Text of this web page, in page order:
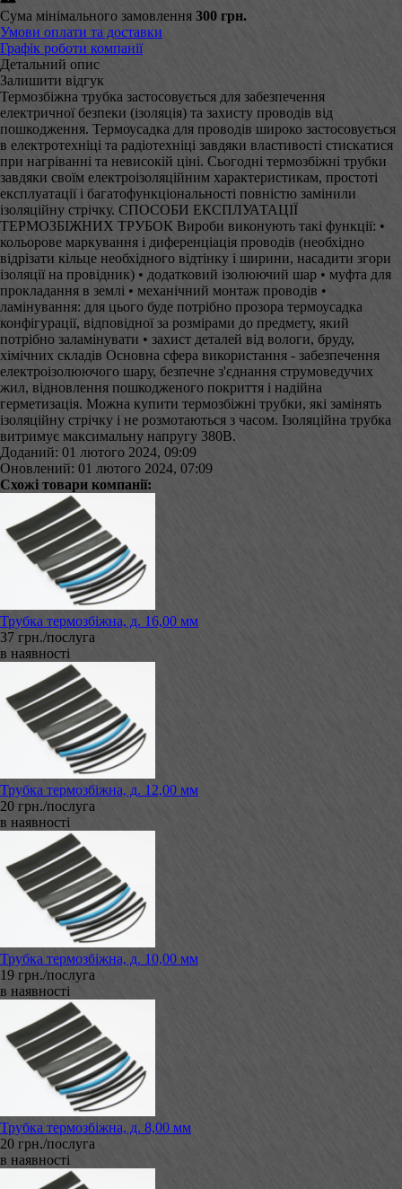
Сума мінімального замовлення 300 грн.
Умови оплати та доставки
Графік роботи компанії
Детальний опис
Залишити відгук
Термозбіжна трубка застосовується для забезпечення
електричної безпеки (ізоляція) та захисту проводів від
пошкодження. Термоусадка для проводів широко застосовується
в електротехніці та радіотехніці завдяки властивості стискатися
при нагріванні та невисокій ціні. Сьогодні термозбіжні трубки
завдяки своїм електроізоляційним характеристикам, простоті
експлуатації і багатофункціональності повністю замінили
ізоляційну стрічку. СПОСОБИ ЕКСПЛУАТАЦІЇ
ТЕРМОЗБІЖНИХ ТРУБОК Вироби виконують такі функції: •
кольорове маркування і диференціація проводів (необхідно
відрізати кільце необхідного відтінку і ширини, насадити згори
ізоляції на провідник) • додатковий ізолюючий шар • муфта для
прокладання в землі • механічний монтаж проводів •
ламінування: для цього буде потрібно прозора термоусадка
конфігурації, відповідної за розмірами до предмету, який
потрібно заламінувати • захист деталей від вологи, бруду,
хімічних складів Основна сфера використання - забезпечення
електроізолюючого шару, безпечне з'єднання струмоведучих
жил, відновлення пошкодженого покриття і надійна
герметизація. Можна купити термозбіжні трубки, які замінять
ізоляційну стрічку і не розмотаються з часом. Ізоляційна трубка
витримує максимальну напругу 380В.
Доданий: 01 лютого 2024, 09:09
Оновлений: 01 лютого 2024, 07:09
Схожі товари компанії:
Трубка термозбіжна, д. 16,00 мм
37 грн./послуга
в наявності
Трубка термозбіжна, д. 12,00 мм
20 грн./послуга
в наявності
Трубка термозбіжна, д. 10,00 мм
19 грн./послуга
в наявності
Трубка термозбіжна, д. 8,00 мм
20 грн./послуга
в наявності